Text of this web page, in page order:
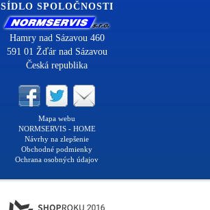
SÍDLO SPOLOČNOSTI
Hamry nad Sázavou 460
591 01 Žďár nad Sázavou
Česká republika
Mapa webu
NORMSERVIS - HOME
Návrhy na zlepšenie
Obchodné podmienky
Ochrana osobných údajov